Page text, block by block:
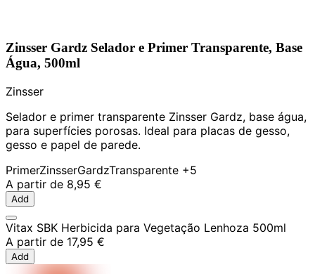
Zinsser Gardz Selador e Primer Transparente, Base
Água, 500ml
Zinsser
Selador e primer transparente Zinsser Gardz, base água,
para superfícies porosas. Ideal para placas de gesso,
gesso e papel de parede.
PrimerZinsserGardzTransparente +5
A partir de 8,95 €
Add
Vitax SBK Herbicida para Vegetação Lenhoza 500ml
A partir de 17,95 €
Add